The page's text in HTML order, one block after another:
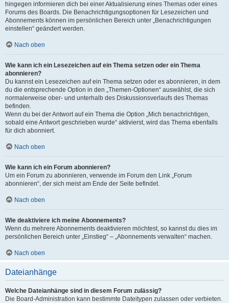
hingegen informieren dich bei einer Aktualisierung eines Themas oder eines
Forums des Boards. Die Benachrichtigungsoptionen für Lesezeichen und
Abonnements können im persönlichen Bereich unter „Benachrichtigungen
einstellen“ geändert werden.
Nach oben
Wie kann ich ein Lesezeichen auf ein Thema setzen oder ein Thema
abonnieren?
Du kannst ein Lesezeichen auf ein Thema setzen oder es abonnieren, in dem
du die entsprechende Option in den „Themen-Optionen“ auswählst, die sich
normalerweise ober- und unterhalb des Diskussionsverlaufs des Themas
befinden.
Wenn du bei der Antwort auf ein Thema die Option „Mich benachrichtigen,
sobald eine Antwort geschrieben wurde“ aktivierst, wird das Thema ebenfalls
für dich abonniert.
Nach oben
Wie kann ich ein Forum abonnieren?
Um ein Forum zu abonnieren, verwende im Forum den Link „Forum
abonnieren“, der sich meist am Ende der Seite befindet.
Nach oben
Wie deaktiviere ich meine Abonnements?
Wenn du mehrere Abonnements deaktivieren möchtest, so kannst du dies im
persönlichen Bereich unter „Einstieg“ – „Abonnements verwalten“ machen.
Nach oben
Dateianhänge
Welche Dateianhänge sind in diesem Forum zulässig?
Die Board-Administration kann bestimmte Dateitypen zulassen oder verbieten.